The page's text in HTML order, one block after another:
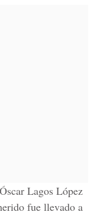
Lagos López
fue llevado a